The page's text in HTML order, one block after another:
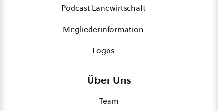
Podcast Landwirtschaft
Mitgliederinformation
Logos
Über Uns
Team